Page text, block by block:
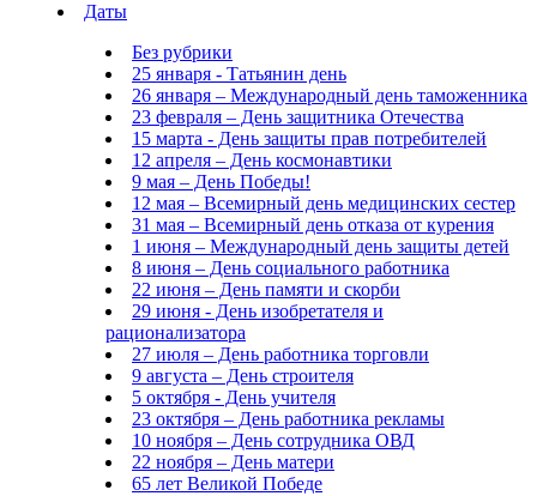
Даты
Без рубрики
25 января - Татьянин день
26 января – Международный день таможенника
23 февраля – День защитника Отечества
15 марта - День защиты прав потребителей
12 апреля – День космонавтики
9 мая – День Победы!
12 мая – Всемирный день медицинских сестер
31 мая – Всемирный день отказа от курения
1 июня – Международный день защиты детей
8 июня – День социального работника
22 июня – День памяти и скорби
29 июня - День изобретателя и
рационализатора
27 июля – День работника торговли
9 августа – День строителя
5 октября - День учителя
23 октября – День работника рекламы
10 ноября – День сотрудника ОВД
22 ноября – День матери
65 лет Великой Победе